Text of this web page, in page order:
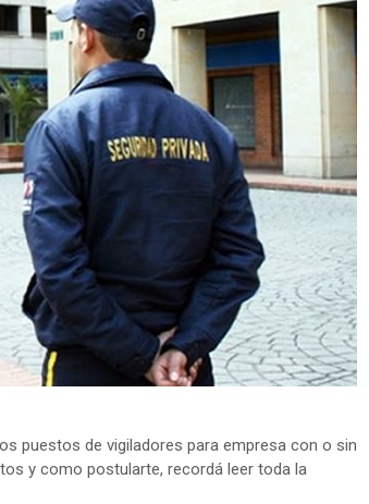
puestos de vigiladores para empresa con o sin
y como postularte, recordá leer toda la